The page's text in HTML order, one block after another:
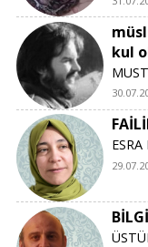
kul
ESRA